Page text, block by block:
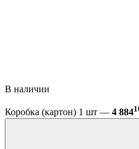
В наличии
Коробка (картон) 1 шт — 4 884